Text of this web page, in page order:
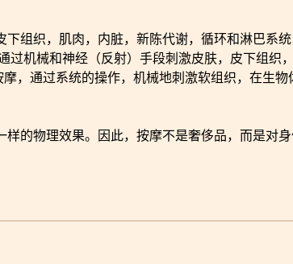
组织，肌肉，内脏，新陈代谢，循环和淋巴系
过机械和神经（反射）手段刺激皮肤，皮下组织
，通过系统的操作，机械地刺激软组织，在生
的物理效果。因此，按摩不是奢侈品，而是对